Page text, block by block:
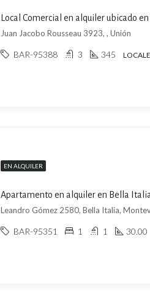
Local Comercial en alquiler ubicado
Juan Jacobo Rousseau 3923, , Unión
BAR-95388 3 345
EN ALQUILER
Apartamento en alquiler en Bella Italia
Leandro Gómez 2580, Bella Italia,
BAR-95351 1 1 30.00